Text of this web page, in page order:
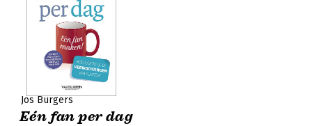
Jos Burgers
Eén fan per dag